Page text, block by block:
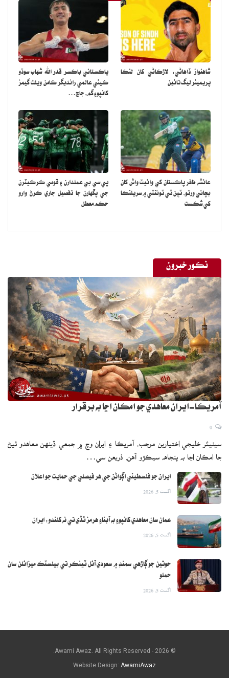
شاهنواز ڏاهاڻي: لاڙڪاڻي کان لنڪا
پريميئر ليگ تائين
پاڪستاني باڪسر قدر الله شهاب سوڌو
ڪيئي عالمي رانديگر ڪامن ويلٿ گيمز
کانپوءِ گم، جاچ…
عائشه ظفر پاڪستان کي وائيٽ واش کان
بچائي ورتو، ٽِين ٽي ٽوئنٽي ۾ سريلنڪا
کي شڪست
پي سي بي عملدارن ۽ قومي ڪرڪيٽرن
جي پگهارن جا تفصيل جاري ڪرڻ وارو
حڪم معطل
نڪور خبرون
آمريڪا-ايران معاهدي جو امڪان اڃا به برقرار
سينيئر خليجي اختيارين موجب، آمريڪا ۽ ايران وچ ۾ جمعي ڏينهن معاهدو ٿيڻ
جا امڪان اڃا به پنجاهه سيڪڙو آهن. ذريعن سي…
ايران جو فلسطيني اڳواڻن جي هر فيصلي جي حمايت جو اعلان
اگست 5, 2026
عمان سان معاهدي کانپوءِ به آبناءِ هرمز ٿڏي تي نه کلندو: ايران
اگست 5, 2026
حوثين جو ڳاڙهي سمنڊ ۾ سعودي آئل ٽينڪر تي بيلسٽڪ ميزائلن سان
حملو
اگست 5, 2026
© 2026 - Awami Awaz. All Rights Reserved.
Website Design: AwamiAwaz